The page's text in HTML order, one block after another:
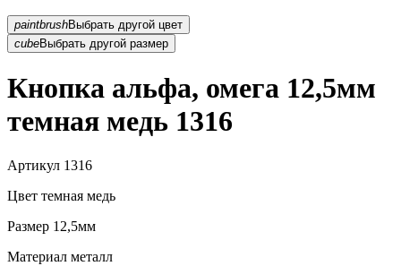
paintbrush
Выбрать другой цвет
cubeВыбрать другой размер
Кнопка альфа, омега 12,5мм
темная медь 1316
Артикул 1316
Цвет темная медь
Размер 12,5мм
Материал металл